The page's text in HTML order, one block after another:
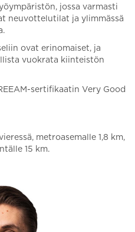
jossa varmasti
neuvottelutilat ja ylimmässä
ovat erinomaiset, ja
vuokrata kiinteistön
sertifikaatin Very Good
metroasemalle 1,8 km,
15 km.